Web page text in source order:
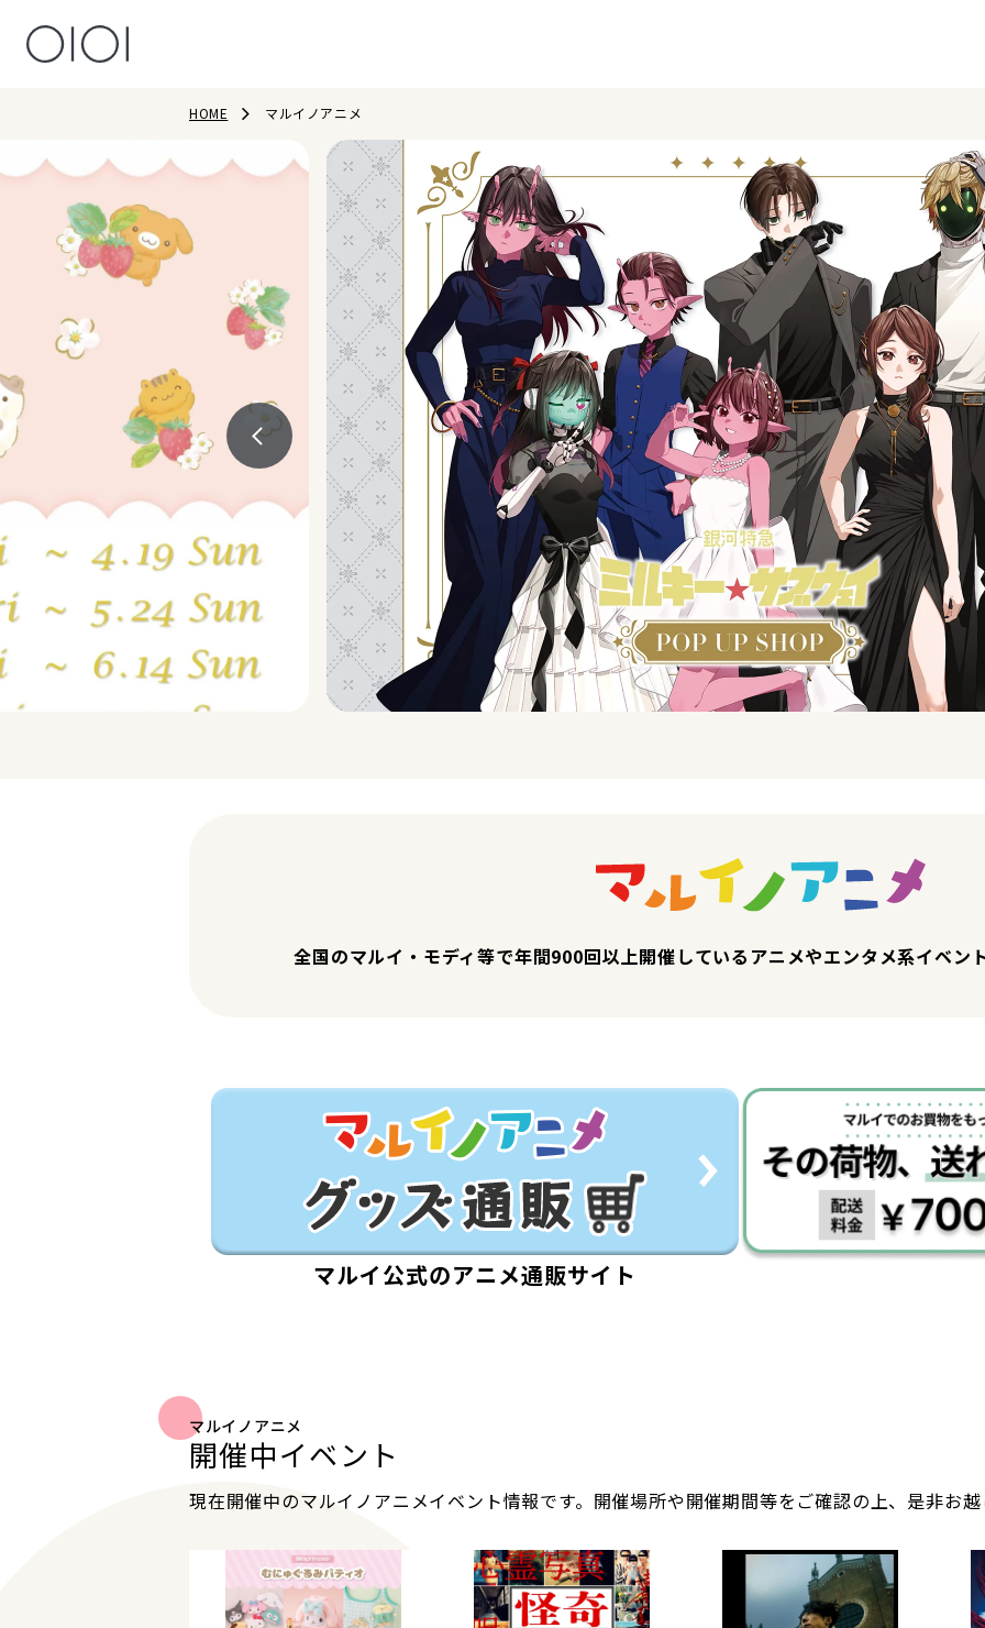
HOME マルイノアニメ
全国のマルイ・モディ等で年間900回以上開催しているアニメやエンタメ系イベン
マルイ公式のアニメ通販サイト
マルイノアニメ
開催中イベント
現在開催中のマルイノアニメイベント情報です。開催場所や開催期間等をご確認の上、是非お